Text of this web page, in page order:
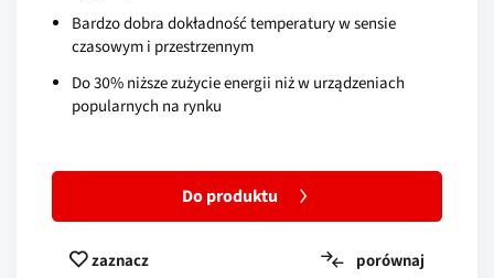
Bardzo dobra dokładność temperatury w sensie
czasowym i przestrzennym
Do 30% niższe zużycie energii niż w urządzeniach
popularnych na rynku
Do produktu
zaznacz porównaj